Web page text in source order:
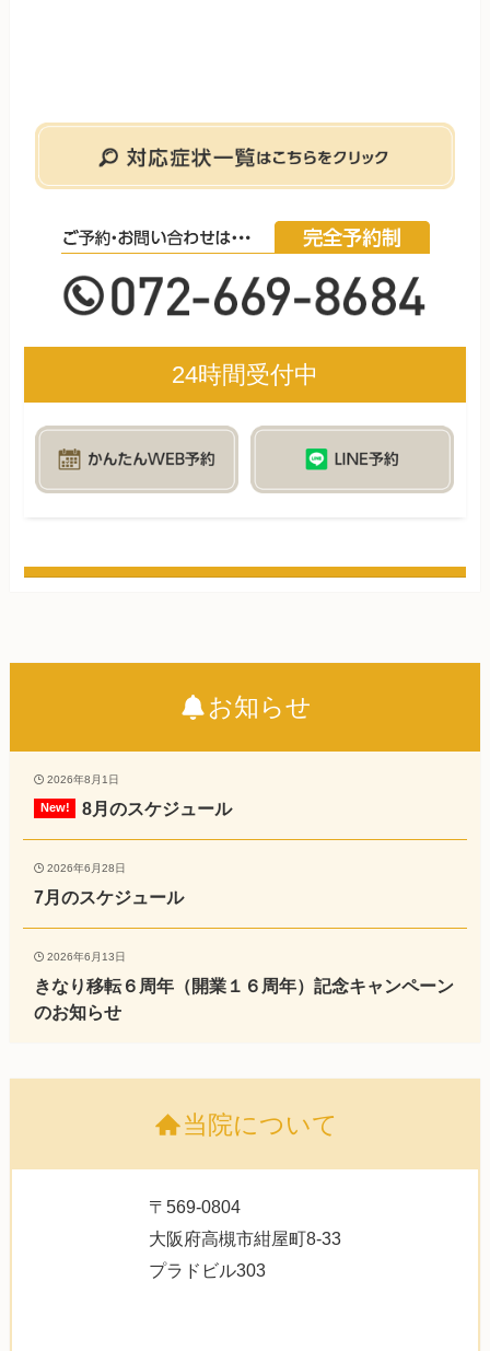
24時間受付中
お知らせ
2026年8月1日
8月のスケジュール
2026年6月28日
7月のスケジュール
2026年6月13日
きなり移転６周年（開業１６周年）記念キャンペーン
のお知らせ
当院について
〒569-0804
大阪府高槻市紺屋町8-33
プラドビル303